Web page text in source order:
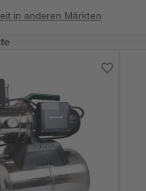
in anderen Märkten